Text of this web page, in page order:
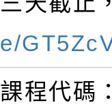
e/
課程代碼